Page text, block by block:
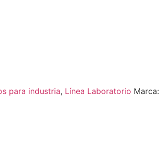
para industria, Línea Laboratorio Marca: